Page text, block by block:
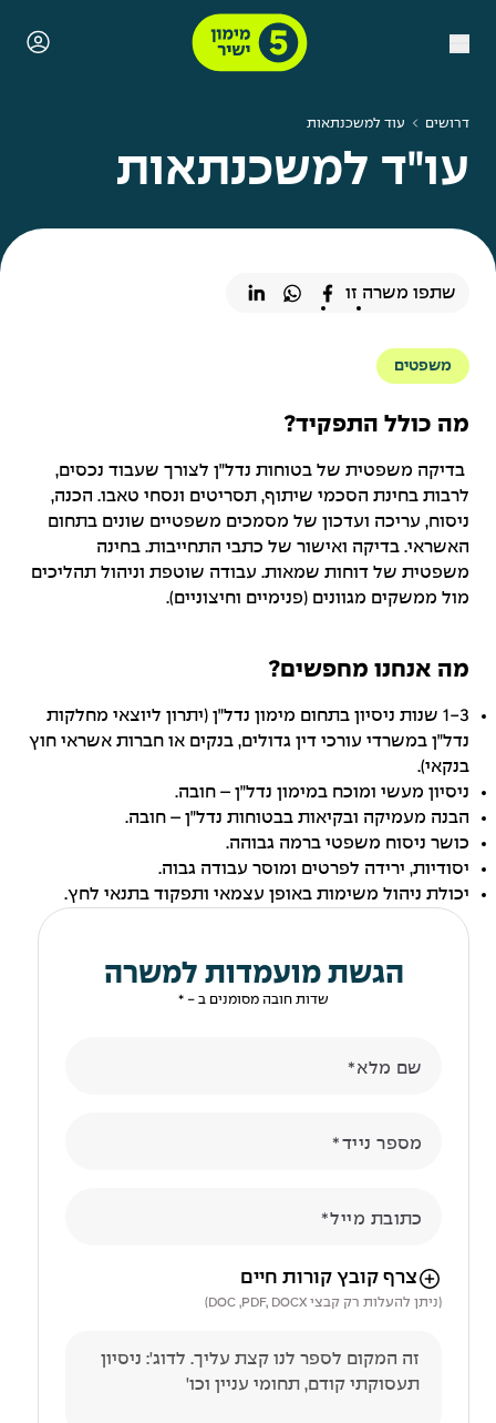
דרושים עוד למשכנתאות
עו"ד למשכנתאות
שתפו משרה זו
משפטים
מה כולל התפקיד?
בדיקה משפטית של בטוחות נדל״ן לצורך שעבוד נכסים,
לרבות בחינת הסכמי שיתוף, תסריטים ונסחי טאבו. הכנה,
ניסוח, עריכה ועדכון של מסמכים משפטיים שונים בתחום
האשראי. בדיקה ואישור של כתבי התחייבות. בחינה
משפטית של דוחות שמאות. עבודה שוטפת וניהול תהליכים
מול ממשקים מגוונים (פנימיים וחיצוניים).
מה אנחנו מחפשים?
1-3 שנות ניסיון בתחום מימון נדל״ן (יתרון ליוצאי מחלקות
נדל״ן במשרדי עורכי דין גדולים, בנקים או חברות אשראי חוץ
בנקאי).
ניסיון מעשי ומוכח במימון נדל״ן – חובה.
הבנה מעמיקה ובקיאות בבטוחות נדל״ן – חובה.
כושר ניסוח משפטי ברמה גבוהה.
יסודיות, ירידה לפרטים ומוסר עבודה גבוה.
יכולת ניהול משימות באופן עצמאי ותפקוד בתנאי לחץ.
הגשת מועמדות למשרה
שדות חובה מסומנים ב - *
שם מלא
מספר נייד
כתובת מייל
הניווט לאחר העלאת הקובץ באמצעות מקש ה-TAB
צרף קובץ קורות חיים
(ניתן להעלות רק קבצי DOC ,PDF, DOCX)